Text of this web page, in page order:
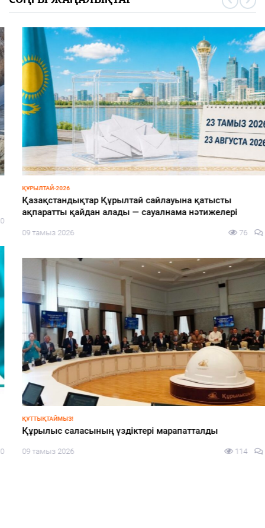
ҚҰРЫЛТАЙ-2026
Қазақстандықтар Құрылтай сайлауына қатысты
ақпаратты қайдан алады — сауалнама нәтижелері
09 тамыз 2026 76 0
ҚҰТТЫҚТАЙМЫЗ!
Құрылыс саласының үздіктері марапатталды
09 тамыз 2026 114 0